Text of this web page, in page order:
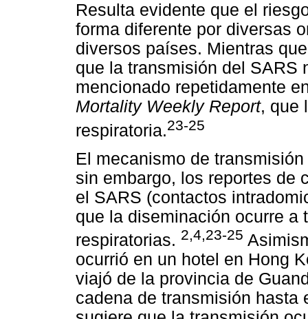
Resulta evidente que el
forma diferente por diversas
diversos países. Mientras
que la transmisión del SARS
mencionado repetidamente
Mortality Weekly Report, que
respiratoria.23-25
El mecanismo de
sin embargo, los reportes de
el SARS (contactos
que la diseminación ocurre a
respiratorias. 2,4,23-25
ocurrió en un hotel en Hong
viajó de la provincia de
cadena de transmisión hasta